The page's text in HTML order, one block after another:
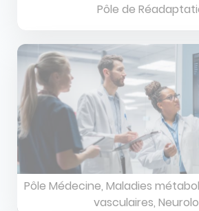
Pôle de
Image
Image
Pôle Médecine, Maladies
vasculaires,